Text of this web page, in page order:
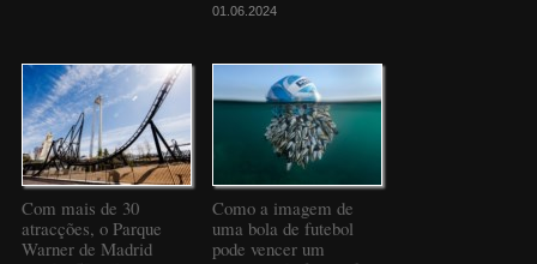
01.06.2024
Com mais de 30
atracções, o Parque
Warner de Madrid
Como a imagem de
uma bola de futebol
pode vencer um